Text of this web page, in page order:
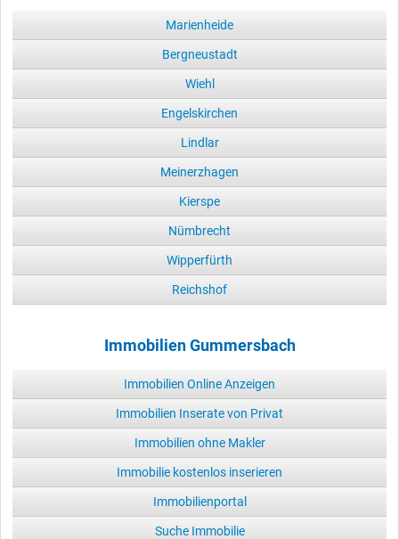
Marienheide
Bergneustadt
Wiehl
Engelskirchen
Lindlar
Meinerzhagen
Kierspe
Nümbrecht
Wipperfürth
Reichshof
Immobilien Gummersbach
Immobilien Online Anzeigen
Immobilien Inserate von Privat
Immobilien ohne Makler
Immobilie kostenlos inserieren
Immobilienportal
Suche Immobilie